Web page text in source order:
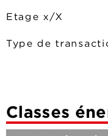
Etage x/X
Type de
Classes